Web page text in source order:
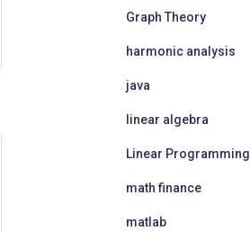
Graph Theory
harmonic analysis
java
linear algebra
Linear Programming
math finance
matlab